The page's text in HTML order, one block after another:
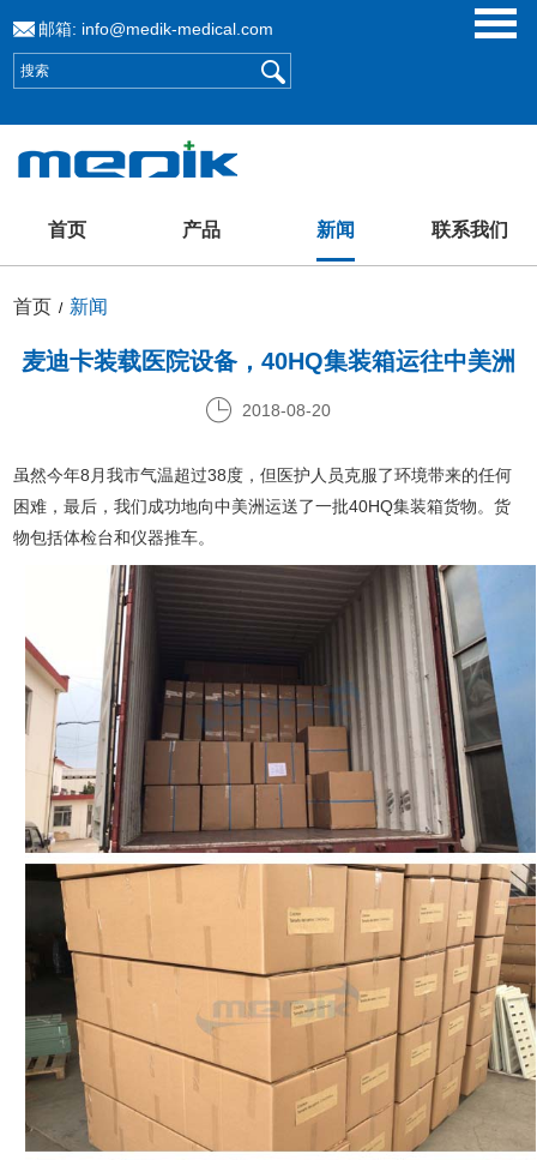
邮箱: info@medik-medical.com
首页 产品 新闻 联系我们
首页 / 新闻
麦迪卡装载医院设备，40HQ集装箱运往中美洲
2018-08-20
虽然今年8月我市气温超过38度，但医护人员克服了环境带来的任何
困难，最后，我们成功地向中美洲运送了一批40HQ集装箱货物。货
物包括体检台和仪器推车。